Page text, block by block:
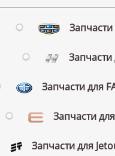
Запчасти для
Запчасти
Запчасти для